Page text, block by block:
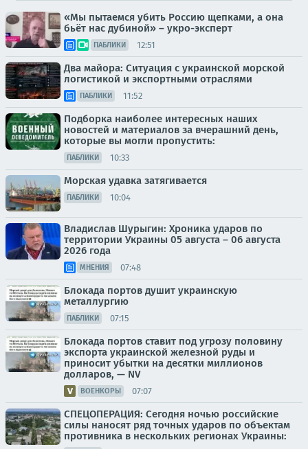
«Мы пытаемся убить Россию щепками, а она
бьёт нас дубиной» – укро-эксперт
ПАБЛИКИ 12:51
Два майора: Ситуация с украинской морской
логистикой и экспортными отраслями
ПАБЛИКИ 11:52
Подборка наиболее интересных наших
новостей и материалов за вчерашний день,
которые вы могли пропустить:
ПАБЛИКИ 10:33
Морская удавка затягивается
ПАБЛИКИ 10:04
Владислав Шурыгин: Хроника ударов по
территории Украины 05 августа – 06 августа
2026 года
МНЕНИЯ 07:48
Блокада портов душит украинскую
металлургию
ПАБЛИКИ 07:15
Блокада портов ставит под угрозу половину
экспорта украинской железной руды и
приносит убытки на десятки миллионов
долларов, — NV
ВОЕНКОРЫ 07:07
СПЕЦОПЕРАЦИЯ: Сегодня ночью российские
силы наносят ряд точных ударов по объектам
противника в нескольких регионах Украины: